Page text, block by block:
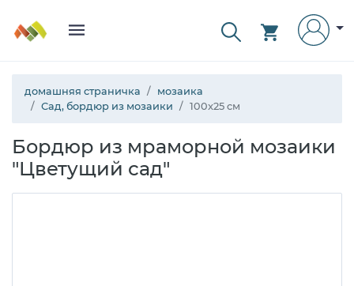
домашняя страничка
мозаика
Сад, бордюр из мозаики
100x25 см
Бордюр из мраморной мозаики
"Цветущий сад"